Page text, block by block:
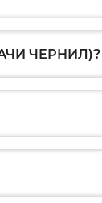
ЧЕРНИЛ)?